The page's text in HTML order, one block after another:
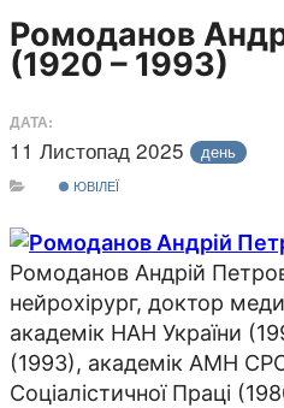
Ромоданов
(1920 – 1993)
ДАТА:
11 Листопад 2025 день
ЮВІЛЕЇ
Ромоданов Андрій
нейрохірург, доктор
академік НАН України
(1993), академік АМН
Соціалістичної Праці